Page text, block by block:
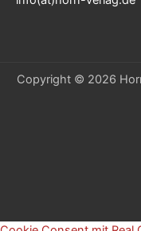
Copyright © 2026